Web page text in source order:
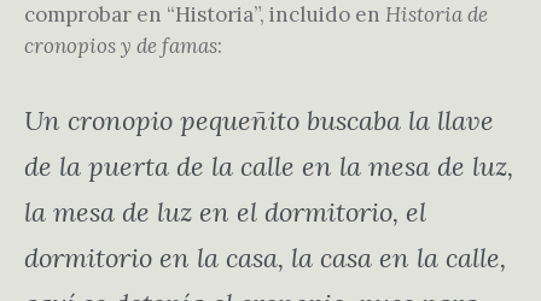
comprobar en “Historia”, incluido en Historia de
cronopios y de famas:
Un cronopio pequeñito buscaba la llave
de la puerta de la calle en la mesa de luz,
la mesa de luz en el dormitorio, el
dormitorio en la casa, la casa en la calle,